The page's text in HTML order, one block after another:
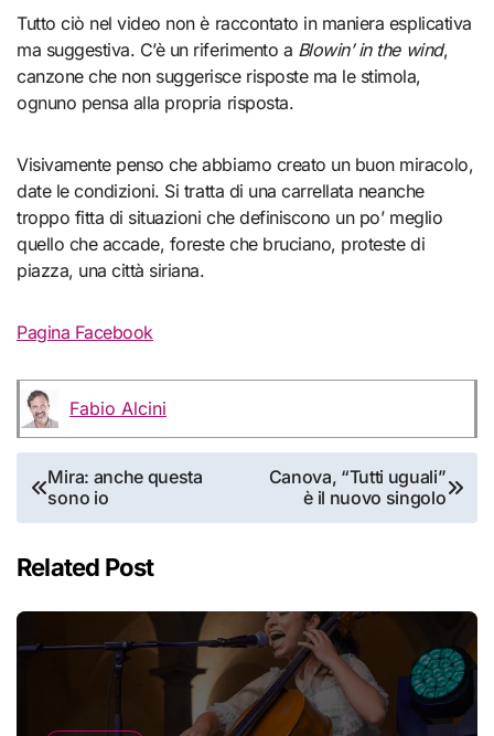
Tutto ciò nel video non è raccontato in maniera esplicativa
ma suggestiva. C’è un riferimento a Blowin’ in the wind,
canzone che non suggerisce risposte ma le stimola,
ognuno pensa alla propria risposta.
Visivamente penso che abbiamo creato un buon miracolo,
date le condizioni. Si tratta di una carrellata neanche
troppo fitta di situazioni che definiscono un po’ meglio
quello che accade, foreste che bruciano, proteste di
piazza, una città siriana.
Pagina Facebook
Fabio Alcini
Navigazione
articoli
Mira: anche questa
sono io
Canova, “Tutti uguali”
è il nuovo singolo
Related Post